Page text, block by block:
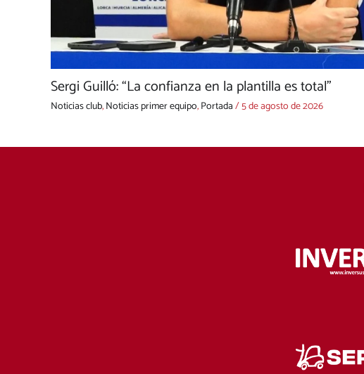
Sergi Guilló: “La confianza en la plantilla es total”
Noticias club,Noticias primer equipo,Portada/5 de agosto de 2026